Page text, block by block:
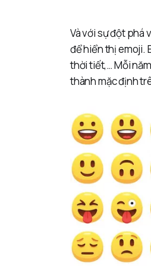
Và với sự đột phá
để hiển thị emoji.
thời tiết,… Mỗi
thành mặc định